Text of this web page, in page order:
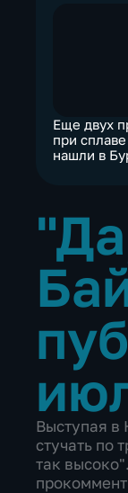
Еще двух
при
нашли в
Выступая в
стучать по
так